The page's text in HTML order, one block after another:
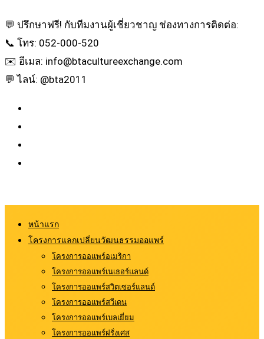
💬 ปรึกษาฟรี! กับทีมงานผู้เชี่ยวชาญ ช่องทางการติดต่อ:
📞 โทร: 052-000-520
✉️ อีเมล: info@btacultureexchange.com
💬 ไลน์: @bta2011
หน้าแรก
โครงการแลกเปลี่ยนวัฒนธรรมออแพร์
โครงการออแพร์อเมริกา
โครงการออแพร์เนเธอร์แลนด์
โครงการออแพร์สวิตเซอร์แลนด์
โครงการออแพร์สวีเดน
โครงการออแพร์เบลเยี่ยม
โครงการออแพร์ฝรั่งเศส